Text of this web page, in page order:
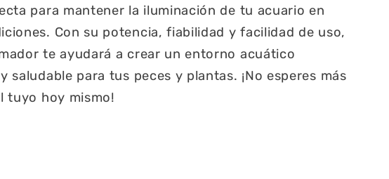
para mantener la iluminación de tu acuario en
Con su potencia, fiabilidad y facilidad de uso,
te ayudará a crear un entorno acuático
saludable para tus peces y plantas. ¡No esperes más
tuyo hoy mismo!